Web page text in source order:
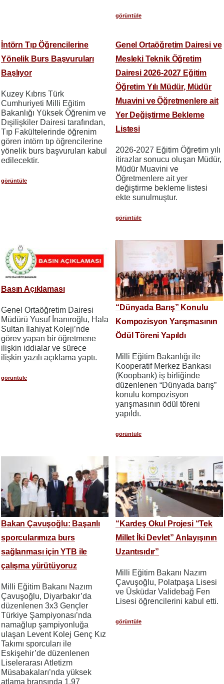
görüntüle
İntörn Tıp Öğrencilerine
Yönelik Burs Başvuruları
Başlıyor
Kuzey Kıbrıs Türk
Cumhuriyeti Milli Eğitim
Bakanlığı Yüksek Öğrenim ve
Dışilişkiler Dairesi tarafından,
Tıp Fakültelerinde öğrenim
gören intörn tıp öğrencilerine
yönelik burs başvuruları kabul
edilecektir.
görüntüle
Genel Ortaöğretim Dairesi ve
Mesleki Teknik Öğretim
Dairesi 2026-2027 Eğitim
Öğretim Yılı Müdür, Müdür
Muavini ve Öğretmenlere ait
Yer Değiştirme Bekleme
Listesi
2026-2027 Eğitim Öğretim yılı
itirazlar sonucu oluşan Müdür,
Müdür Muavini ve
Öğretmenlere ait yer
değiştirme bekleme listesi
ekte sunulmuştur.
görüntüle
Basın Açıklaması
Genel Ortaöğretim Dairesi
Müdürü Yusuf İnanıroğlu, Hala
Sultan İlahiyat Koleji’nde
görev yapan bir öğretmene
ilişkin iddialar ve sürece
ilişkin yazılı açıklama yaptı.
görüntüle
“Dünyada Barış” Konulu
Kompozisyon Yarışmasının
Ödül Töreni Yapıldı
Milli Eğitim Bakanlığı ile
Kooperatif Merkez Bankası
(Koopbank) iş birliğinde
düzenlenen “Dünyada barış”
konulu kompozisyon
yarışmasının ödül töreni
yapıldı.
görüntüle
Bakan Çavuşoğlu: Başarılı
sporcularımıza burs
sağlanması için YTB ile
çalışma yürütüyoruz
Milli Eğitim Bakanı Nazım
Çavuşoğlu, Diyarbakır’da
düzenlenen 3x3 Gençler
Türkiye Şampiyonası’nda
namağlup şampiyonluğa
ulaşan Levent Kolej Genç Kız
Takımı sporcuları ile
Eskişehir’de düzenlenen
Liselerarası Atletizm
Müsabakaları’nda yüksek
atlama branşında 1.97
“Kardeş Okul Projesi “Tek
Millet İki Devlet” Anlayışının
Uzantısıdır”
Milli Eğitim Bakanı Nazım
Çavuşoğlu, Polatpaşa Lisesi
ve Üsküdar Validebağ Fen
Lisesi öğrencilerini kabul etti.
görüntüle